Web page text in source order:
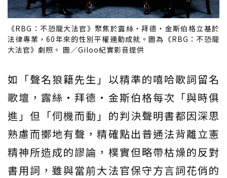
《RBG：不恐龍大法官》聚焦於露絲・拜德・金斯伯格立基於
法律專業，60年來的性別平權運動成就。圖為《RBG：不恐龍
大法官》劇照。 圖／Giloo紀實影音提供
如「聲名狼籍先生」以精準的嘻哈歌詞留名
歌壇，露絲・拜德・金斯伯格每次「與時俱
進」但「伺機而動」的判決聲明書都因深思
熟慮而擲地有聲，精確點出普通法背離立憲
精神所造成的謬論，樸實但略帶枯燥的反對
書用詞，雖與當前大法官保守方言詞花俏的